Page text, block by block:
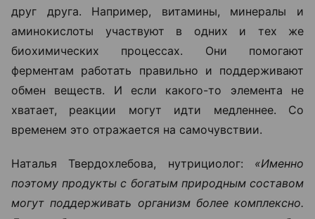
друг друга. Например, витамины, минералы и
аминокислоты участвуют в одних и тех же
биохимических процессах. Они помогают
ферментам работать правильно и поддерживают
обмен веществ. И если какого-то элемента не
хватает, реакции могут идти медленнее. Со
временем это отражается на самочувствии.
Наталья Твердохлебова, нутрициолог: «Именно
поэтому продукты с богатым природным составом
могут поддерживать организм более комплексно.